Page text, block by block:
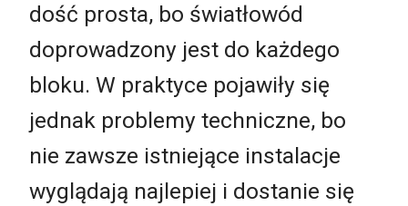
dość prosta, bo światłowód
doprowadzony jest do każdego
bloku. W praktyce pojawiły się
jednak problemy techniczne, bo
nie zawsze istniejące instalacje
wyglądają najlepiej i dostanie się